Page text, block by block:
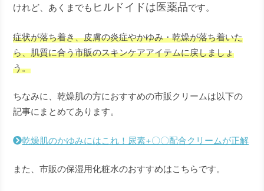
けれど、あくまでも ヒルドイドは医薬品です。
症状が落ち着き、皮膚の炎症やかゆみ・乾燥が落ち着いた
ら、肌質に合う市販のスキンケアアイテムに戻しましょ
う。
ちなみに、乾燥肌の方におすすめの市販クリームは以下の
記事にまとめてあります。
乾燥肌のかゆみにはこれ！尿素+〇〇配合クリームが正解
また、市販の保湿用化粧水のおすすめはこちらです。